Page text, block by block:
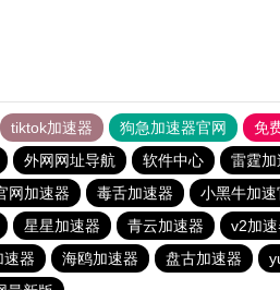
tiktok加速器 狗急加速器官网 免
外网网址导航
软件中心 雷霆加
网加速器
毒舌加速器 小黑牛加速
星星加速器
青云加速器 v2加速
器
海鸥加速器 盘古加速器